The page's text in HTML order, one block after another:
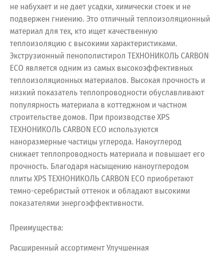
не набухает и не дает усадки, химически стоек и не
подвержен гниению. Это отличный теплоизоляционный
материал для тех, кто ищет качественную
теплоизоляцию с высокими характеристиками.
Экструзионный пенополистирол ТЕХНОНИКОЛЬ CARBON
ECO является одним из самых высокоэффективных
теплоизоляционных материалов. Высокая прочность и
низкий показатель теплопроводности обуславливают
популярность материала в коттеджном и частном
строительстве домов. При производстве XPS
ТЕХНОНИКОЛЬ CARBON ECO используются
наноразмерные частицы углерода. Наноуглерод
снижает теплопроводность материала и повышает его
прочность. Благодаря насыщению наноуглеродом
плиты XPS ТЕХНОНИКОЛЬ CARBON ECO приобретают
темно-серебристый оттенок и обладают высокими
показателями энергоэффективности.
Преимущества:
Расширенный ассортимент Улучшенная